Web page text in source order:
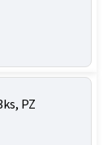
PZ